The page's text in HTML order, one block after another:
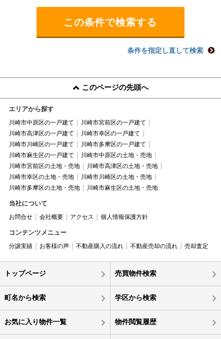
条件を指定し直して検索
このページの先頭へ
エリアから探す
川崎市中原区の一戸建て
川崎市宮前区の一戸建て
川崎市高津区の一戸建て
川崎市幸区の一戸建て
川崎市川崎区の一戸建て
川崎市多摩区の一戸建て
川崎市麻生区の一戸建て
川崎市中原区の土地・売地
川崎市宮前区の土地・売地
川崎市高津区の土地・売地
川崎市幸区の土地・売地
川崎市川崎区の土地・売地
川崎市多摩区の土地・売地
川崎市麻生区の土地・売地
当社について
お問合せ 会社概要 アクセス 個人情報保護方針
コンテンツメニュー
分譲実績 お客様の声 不動産購入の流れ 不動産売却の流れ 売却査定
トップページ 売買物件検索
町名から検索 学区から検索
お気に入り物件一覧 物件閲覧履歴